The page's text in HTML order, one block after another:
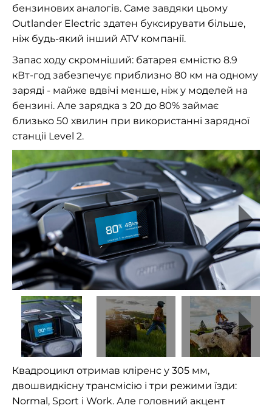
бензинових аналогів. Саме завдяки цьому
Outlander Electric здатен буксирувати більше,
ніж будь-який інший ATV компанії.
Запас ходу скромніший: батарея ємністю 8.9
кВт-год забезпечує приблизно 80 км на одному
заряді - майже вдвічі менше, ніж у моделей на
бензині. Але зарядка з 20 до 80% займає
близько 50 хвилин при використанні зарядної
станції Level 2.
Квадроцикл отримав кліренс у 305 мм,
двошвидкісну трансмісію і три режими їзди:
Normal, Sport і Work. Але головний акцент